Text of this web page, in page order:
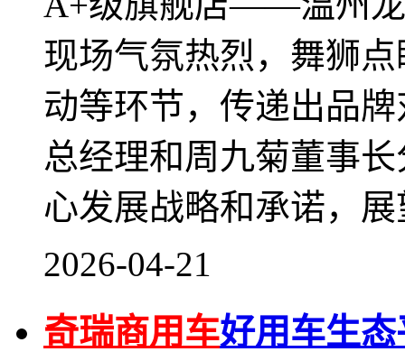
现场气氛热烈，舞狮
动等环节，传递出品
总经理和周九菊董事
心发展战略和承诺，
2026-04-21
奇瑞商用车好用车生